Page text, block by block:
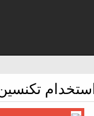
استخدام تکنسین